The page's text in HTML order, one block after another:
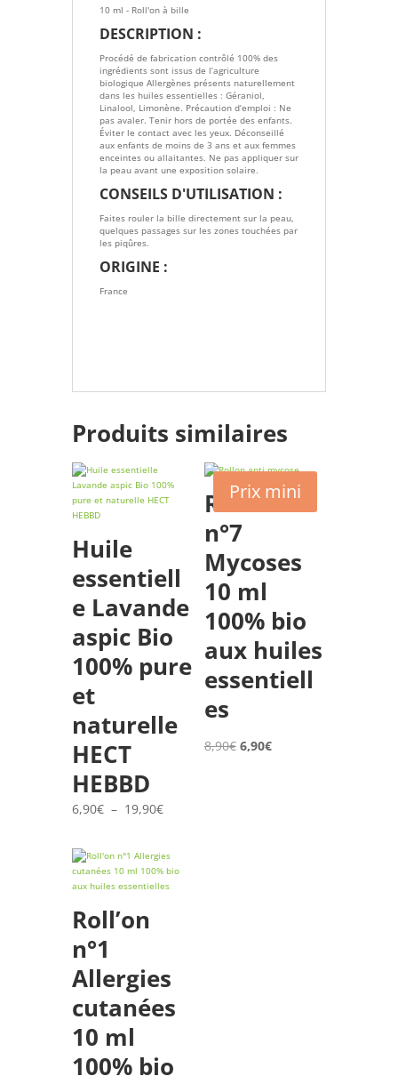
10 ml - Roll'on à bille
DESCRIPTION :
Procédé de fabrication contrôlé 100% des
ingrédients sont issus de l’agriculture
biologique Allergènes présents naturellement
dans les huiles essentielles : Géraniol,
Linalool, Limonène. Précaution d’emploi : Ne
pas avaler. Tenir hors de portée des enfants.
Éviter le contact avec les yeux. Déconseillé
aux enfants de moins de 3 ans et aux femmes
enceintes ou allaitantes. Ne pas appliquer sur
la peau avant une exposition solaire.
CONSEILS D'UTILISATION :
Faites rouler la bille directement sur la peau,
quelques passages sur les zones touchées par
les piqûres.
ORIGINE :
France
Produits similaires
Huile
essentiell
e Lavande
aspic Bio
100% pure
et
naturelle
HECT
HEBBD
6,90€ – 19,90€Plage
6,90€
à
Prix mini
Roll’on
n°7
Mycoses
10 ml
100% bio
aux huiles
essentiell
es
8,90€ Le
6,90€Le
Roll’on
n°1
Allergies
cutanées
10 ml
100% bio